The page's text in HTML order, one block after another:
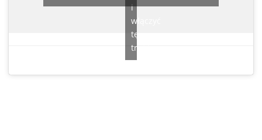
i
włączyć
tę
treść